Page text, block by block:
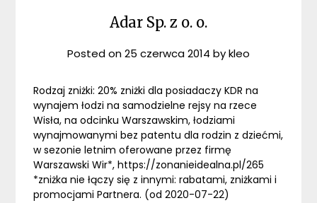
Adar Sp. z o. o.
Posted on25 czerwca 2014 bykleo
Rodzaj zniżki: 20% zniżki dla posiadaczy KDR na
wynajem łodzi na samodzielne rejsy na rzece
Wisła, na odcinku Warszawskim, łodziami
wynajmowanymi bez patentu dla rodzin z dziećmi,
w sezonie letnim oferowane przez firmę
Warszawski Wir*, https://zonanieidealna.pl/265
*zniżka nie łączy się z innymi: rabatami, zniżkami i
promocjami Partnera. (od 2020-07-22)